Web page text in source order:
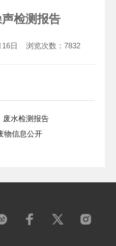
检测报告
日 浏览次数： 7832
废水检测报告
物信息公开